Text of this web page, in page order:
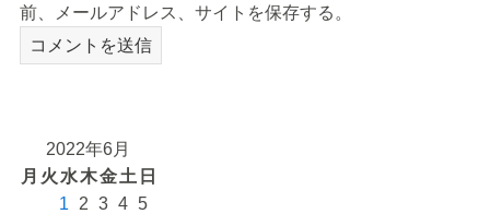
前、メールアドレス、サイトを保存する。
2022年6月
月 火 水 木金土 日
1
2 3 4 5